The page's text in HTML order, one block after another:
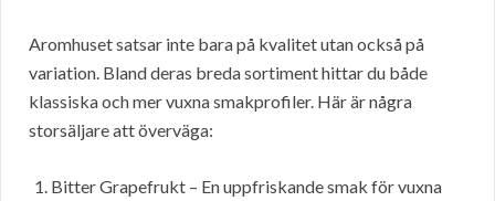
Aromhuset satsar inte bara på kvalitet utan också på
variation. Bland deras breda sortiment hittar du både
klassiska och mer vuxna smakprofiler. Här är några
storsäljare att överväga:
Bitter Grapefrukt – En uppfriskande smak för vuxna